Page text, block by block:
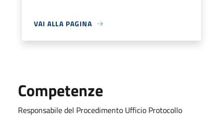
VAI ALLA PAGINA
Competenze
Responsabile del Procedimento Ufficio Protocollo